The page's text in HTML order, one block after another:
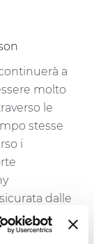
a
molto
le
stesse
i
dalle